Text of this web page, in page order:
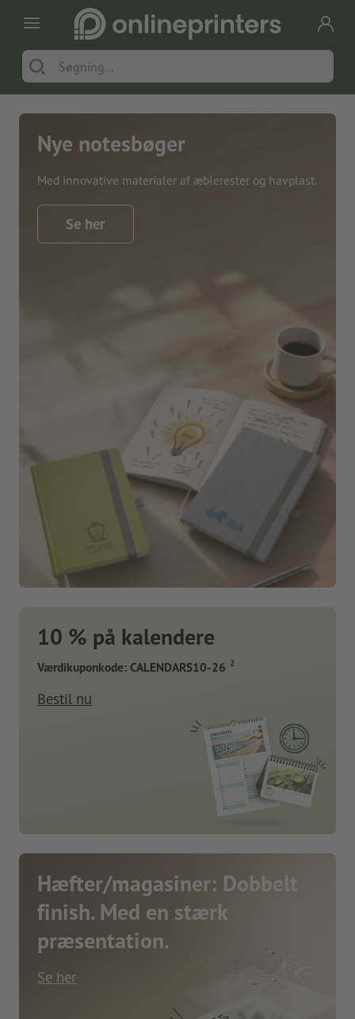
Nye notesbøger
Med innovative materialer af æblerester og havplast.
Se her
10 % på kalendere
Værdikuponkode: CALENDARS10-26 2
Bestil nu
Hæfter/magasiner: Dobbelt
finish. Med en stærk
præsentation.
Se her